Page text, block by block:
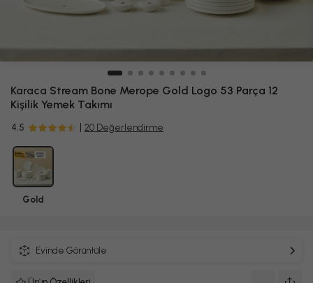
Karaca Stream Bone Merope Gold Logo 53 Parça 12
Kişilik Yemek Takımı
4.5 20 Değerlendirme
Gold
Evinde Görüntüle